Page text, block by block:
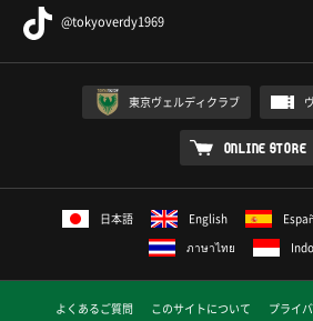
@tokyoverdy1969
東京ヴェルディクラブ
ONLINE STORE
日本語 English
ภาษาไทย
よくあるご質問 このサイトについて プライ